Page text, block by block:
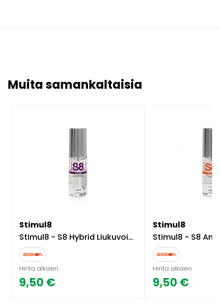
Muita samankaltaisia
Stimul8
Stimul8 - S8 Hybrid Liukuvoide
Hinta alkaen
9,50 €
Stimul8
Stimul8 - S8
Hinta alkaen
9,50 €